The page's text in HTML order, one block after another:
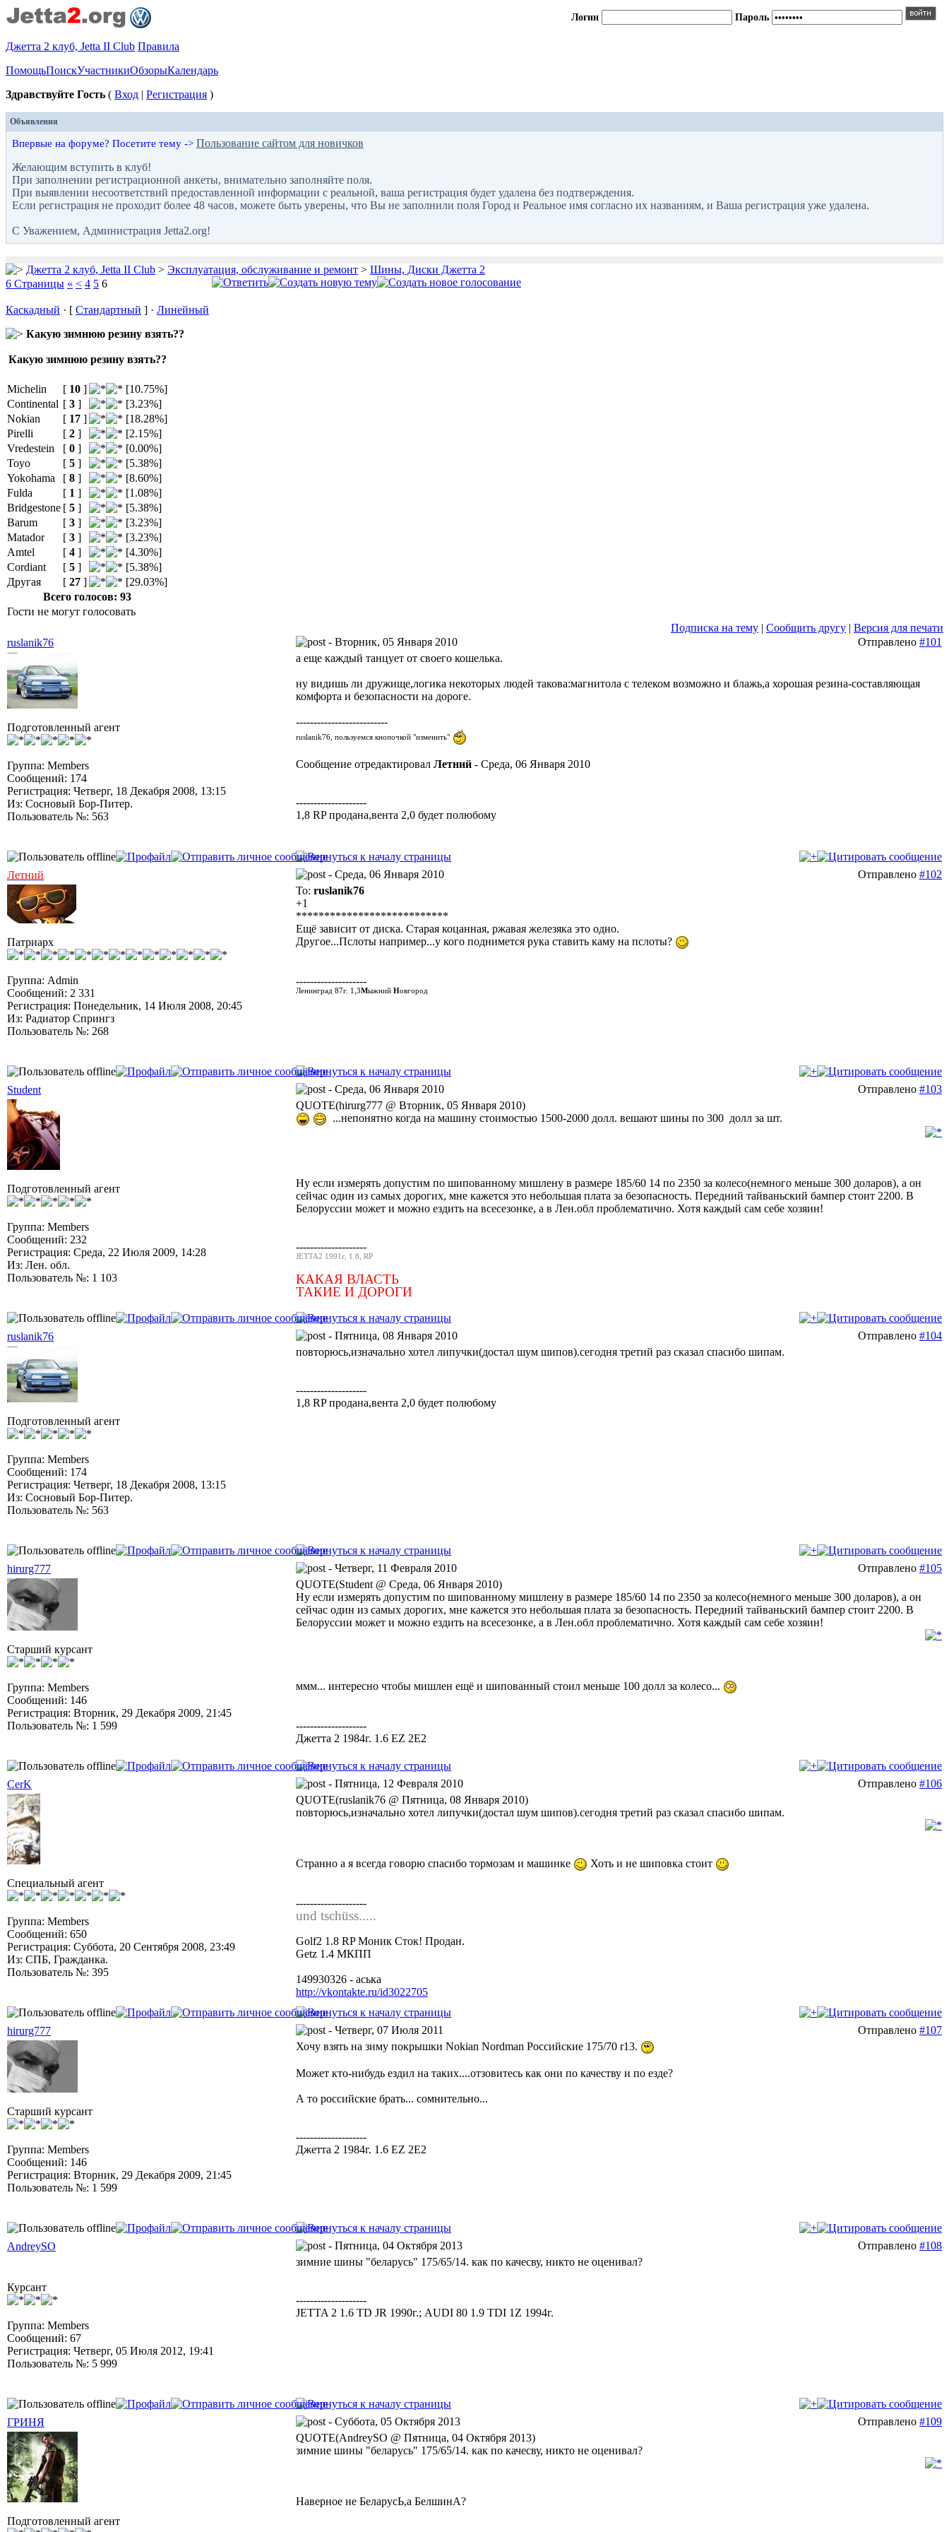
Логин Пароль
Джетта 2 клуб, Jetta II Club Правила
ПомощьПоискУчастникиОбзорыКалендарь
Здравствуйте Гость ( Вход | Регистрация )
Объявления
Впервые на форуме? Посетите тему -> Пользование сайтом для новичков
Желающим вступить в клуб!
При заполнении регистрационной анкеты, внимательно заполняйте поля.
При выявлении несоответствий предоставленной информации с реальной, ваша регистрация будет удалена без подтверждения.
Если регистрация не проходит более 48 часов, можете быть уверены, что Вы не заполнили поля Город и Реальное имя согласно их названиям, и Ваша регистрация уже удалена.
С Уважением, Администрация Jetta2.org!
Джетта 2 клуб, Jetta II Club > Эксплуатация, обслуживание и ремонт > Шины, Диски Джетта 2
6 Страницы « < 4 5 6
Каскадный · [ Стандартный ] · Линейный
Какую зимнюю резину взять??
Какую зимнюю резину взять??
Michelin [ 10 ]
[10.75%]
Continental [ 3 ]
[3.23%]
Nokian
[ 17 ]
[18.28%]
Pirelli
[ 2 ]
[2.15%]
Vredestein
[ 0 ]
[0.00%]
Toyo
[ 5 ]
[5.38%]
Yokohama
[ 8 ]
[8.60%]
Fulda
[ 1 ]
[1.08%]
Bridgestone [ 5 ]
[5.38%]
Barum
[ 3 ]
[3.23%]
Matador
[ 3 ]
[3.23%]
Amtel
[ 4 ]
[4.30%]
Cordiant
[ 5 ]
[5.38%]
Другая
[ 27 ]
[29.03%]
Всего голосов: 93
Гости не могут голосовать
Подписка на тему | Сообщить другу | Версия для печати
ruslanik76
- Вторник, 05 Января 2010 Отправлено #101
Подготовленный агент
Группа: Members
Сообщений: 174
Регистрация: Четверг, 18 Декабря 2008, 13:15
Из: Сосновый Бор-Питер.
Пользователь №: 563
а еще каждый танцует от своего кошелька.
ну видишь ли дружище,логика некоторых людей такова:магнитола с телеком возможно и блажь,а хорошая резина-составляющая
комфорта и безопасности на дороге.
--------------------------
ruslanik76, пользуемся кнопочкой "изменить"
Сообщение отредактировал Летний - Среда, 06 Января 2010
--------------------
1,8 RP продана,вента 2,0 будет полюбому
Летний - Среда, 06 Января 2010 Отправлено #102
Патриарх
Группа: Admin
Сообщений: 2 331
Регистрация: Понедельник, 14 Июля 2008, 20:45
Из: Радиатор Спрингз
Пользователь №: 268
To: ruslanik76
+1
***************************
Ещё зависит от диска. Старая коцанная, ржавая железяка это одно.
Другое...Пслоты например...у кого поднимется рука ставить каму на пслоты?
--------------------
Ленинград 87г. 1,3Мыжний Новгород
Student - Среда, 06 Января 2010 Отправлено #103
Подготовленный агент
Группа: Members
Сообщений: 232
Регистрация: Среда, 22 Июля 2009, 14:28
Из: Лен. обл.
Пользователь №: 1 103
QUOTE(hirurg777 @ Вторник, 05 Января 2010)
...непонятно когда на машину стоимостью 1500-2000 долл. вешают шины по 300 долл за шт.
Ну если измерять допустим по шипованному мишлену в размере 185/60 14 по 2350 за колесо(немного меньше 300 доларов), а он
сейчас один из самых дорогих, мне кажется это небольшая плата за безопасность. Передний тайваньский бампер стоит 2200. В
Белоруссии может и можно ездить на всесезонке, а в Лен.обл проблематично. Хотя каждый сам себе хозяин!
--------------------
JETTA2 1991г, 1.8, RP
КАКАЯ ВЛАСТЬ
ТАКИЕ И ДОРОГИ
ruslanik76 - Пятница, 08 Января 2010 Отправлено #104
Подготовленный агент
Группа: Members
Сообщений: 174
Регистрация: Четверг, 18 Декабря 2008, 13:15
Из: Сосновый Бор-Питер.
Пользователь №: 563
повторюсь,изначально хотел липучки(достал шум шипов).сегодня третий раз сказал спасибо шипам.
--------------------
1,8 RP продана,вента 2,0 будет полюбому
hirurg777 - Четверг, 11 Февраля 2010 Отправлено #105
Старший курсант
Группа: Members
Сообщений: 146
Регистрация: Вторник, 29 Декабря 2009, 21:45
Пользователь №: 1 599
QUOTE(Student @ Среда, 06 Января 2010)
Ну если измерять допустим по шипованному мишлену в размере 185/60 14 по 2350 за колесо(немного меньше 300 доларов), а он
сейчас один из самых дорогих, мне кажется это небольшая плата за безопасность. Передний тайваньский бампер стоит 2200. В
Белоруссии может и можно ездить на всесезонке, а в Лен.обл проблематично. Хотя каждый сам себе хозяин!
ммм... интересно чтобы мишлен ещё и шипованный стоил меньше 100 долл за колесо...
--------------------
Джетта 2 1984г. 1.6 EZ 2E2
CerK - Пятница, 12 Февраля 2010 Отправлено #106
Специальный агент
Группа: Members
Сообщений: 650
Регистрация: Суббота, 20 Сентября 2008, 23:49
Из: СПБ, Гражданка.
Пользователь №: 395
QUOTE(ruslanik76 @ Пятница, 08 Января 2010)
повторюсь,изначально хотел липучки(достал шум шипов).сегодня третий раз сказал спасибо шипам.
Странно а я всегда говорю спасибо тормозам и машинке Хоть и не шиповка стоит
--------------------
und tschüss.....
Golf2 1.8 RP Моник Сток! Продан.
Getz 1.4 МКПП
149930326 - аська
http://vkontakte.ru/id3022705
hirurg777 - Четверг, 07 Июля 2011 Отправлено #107
Старший курсант
Группа: Members
Сообщений: 146
Регистрация: Вторник, 29 Декабря 2009, 21:45
Пользователь №: 1 599
Хочу взять на зиму покрышки Nokian Nordman Российские 175/70 r13.
Может кто-нибудь ездил на таких....отзовитесь как они по качеству и по езде?
А то российские брать... сомнительно...
--------------------
Джетта 2 1984г. 1.6 EZ 2E2
AndreySO - Пятница, 04 Октября 2013 Отправлено #108
Курсант
Группа: Members
Сообщений: 67
Регистрация: Четверг, 05 Июля 2012, 19:41
Пользователь №: 5 999
зимние шины "беларусь" 175/65/14. как по качесву, никто не оценивал?
--------------------
JETTA 2 1.6 TD JR 1990г.; AUDI 80 1.9 TDI 1Z 1994г.
ГРИНЯ - Суббота, 05 Октября 2013 Отправлено #109
Подготовленный агент
QUOTE(AndreySO @ Пятница, 04 Октября 2013)
зимние шины "беларусь" 175/65/14. как по качесву, никто не оценивал?
Наверное не БеларусЬ,а БелшинА?